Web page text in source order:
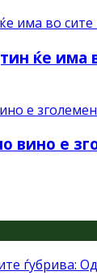
ќе
вино е